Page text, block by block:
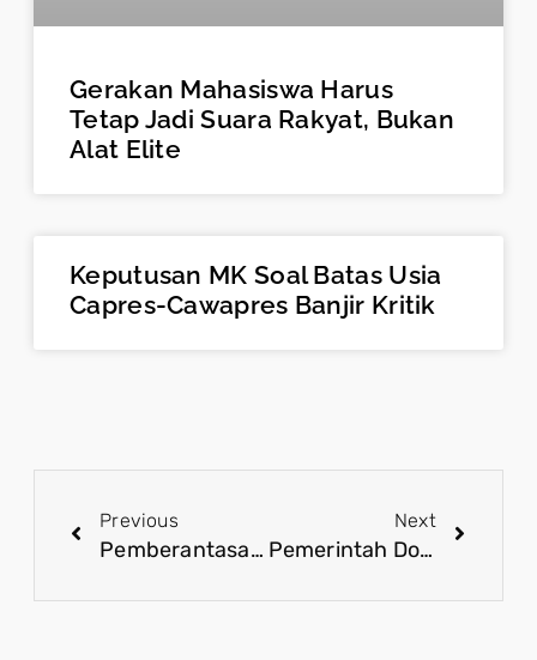
Gerakan Mahasiswa Harus
Tetap Jadi Suara Rakyat, Bukan
Alat Elite
Keputusan MK Soal Batas Usia
Capres-Cawapres Banjir Kritik
Previous
Pemberantasan Korupsi Jadi Bagian Integral Reformasi Nasional
Next
Pemerintah Dorong Peran Aktif Masyarakat Desa Suplai Bahan Baku Program MBG